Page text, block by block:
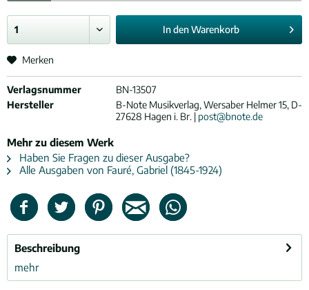
In denWarenkorb
Merken
Verlagsnummer
BN-13507
Hersteller
B-Note Musikverlag, Wersaber Helmer 15, D-
27628 Hagen i. Br. | post@bnote.de
Mehr zu diesem Werk
Haben Sie Fragen zu dieser Ausgabe?
Alle Ausgaben von Fauré, Gabriel (1845-1924)
Beschreibung
mehr